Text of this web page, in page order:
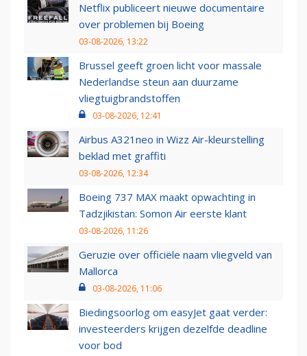
Netflix publiceert nieuwe documentaire
over problemen bij Boeing
03-08-2026, 13:22
Brussel geeft groen licht voor massale
Nederlandse steun aan duurzame
vliegtuigbrandstoffen
03-08-2026, 12:41
Airbus A321neo in Wizz Air-kleurstelling
beklad met graffiti
03-08-2026, 12:34
Boeing 737 MAX maakt opwachting in
Tadzjikistan: Somon Air eerste klant
03-08-2026, 11:26
Geruzie over officiële naam vliegveld van
Mallorca
03-08-2026, 11:06
Biedingsoorlog om easyJet gaat verder:
investeerders krijgen dezelfde deadline
voor bod